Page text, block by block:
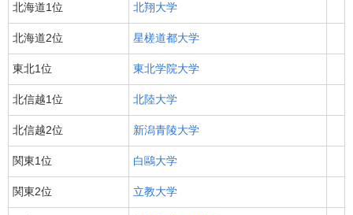
北海道1位 北翔大学
北海道2位 星槎道都大学
東北1位 東北学院大学
北信越1位 北陸大学
北信越2位 新潟青陵大学
関東1位 白鷗大学
関東2位 立教大学